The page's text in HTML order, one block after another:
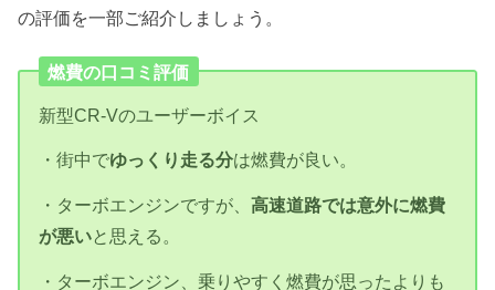
の評価を一部ご紹介しましょう。
燃費の口コミ評価
新型CR-Vのユーザーボイス
・街中でゆっくり走る分は燃費が良い。
・ターボエンジンですが、高速道路では意外に燃費
が悪いと思える。
・ターボエンジン、乗りやすく燃費が思ったよりも